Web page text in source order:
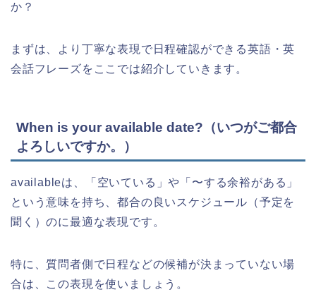
か？
まずは、より丁寧な表現で日程確認ができる英語・英
会話フレーズをここでは紹介していきます。
When is your available date?（いつがご都合
よろしいですか。）
availableは、「空いている」や「〜する余裕がある」
という意味を持ち、都合の良いスケジュール（予定を
聞く）のに最適な表現です。
特に、質問者側で日程などの候補が決まっていない場
合は、この表現を使いましょう。